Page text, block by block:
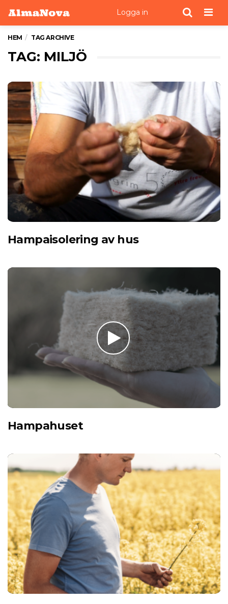
Logga in
HEM TAG ARCHIVE
TAG: MILJÖ
Hampaisolering av hus
Hampahuset